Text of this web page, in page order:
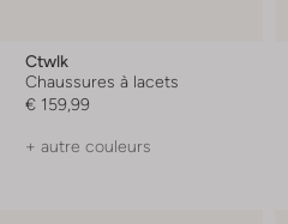
Ctwlk
Chaussures à lacets
€ 159,99
+ autre couleurs